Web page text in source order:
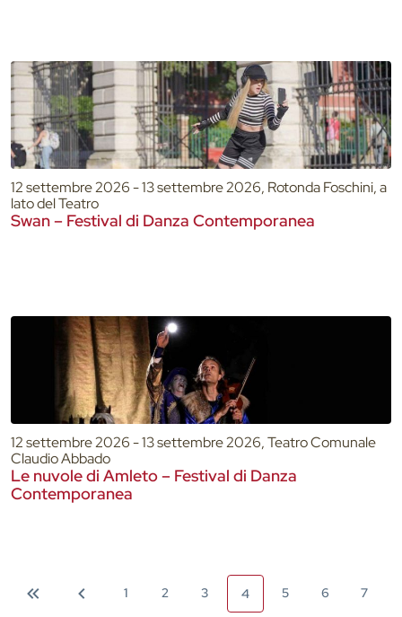
12 settembre 2026 - 13 settembre 2026, Rotonda Foschini, a
lato del Teatro
Swan – Festival di Danza Contemporanea
12 settembre 2026 - 13 settembre 2026, Teatro Comunale
Claudio Abbado
Le nuvole di Amleto – Festival di Danza
Contemporanea
1 2 3 4 5 6 7